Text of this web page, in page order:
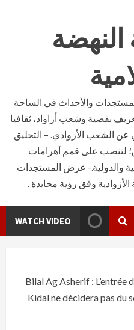
والأحداث في الساحة
بقضية وشعب أزاواد، ثقافيا
عن الشعب الأزوادي. – التحليق
لتنصب على قمم أهرامات
والدولية.- عرض المستجدات
وفق رؤية محايدة .
WATCH VIDEO
Bilal Ag Asherif : L’entrée
Kidal ne décidera pas du